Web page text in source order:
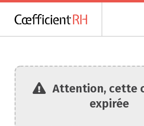
Attention, cette
expirée